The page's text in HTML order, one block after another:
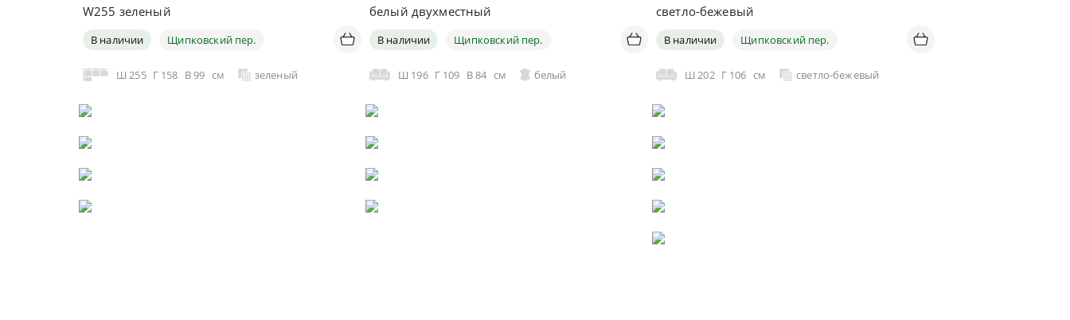
W255 зеленый
В наличии Щипковский пер.
Ш 255 Г 158 В99 см зеленый
белый двухместный
В наличии Щипковский пер.
Ш 196 Г 109 В84 см белый
светло-бежевый
В наличии Щипковский пер.
Ш 202 Г 106 см светло-бежевый